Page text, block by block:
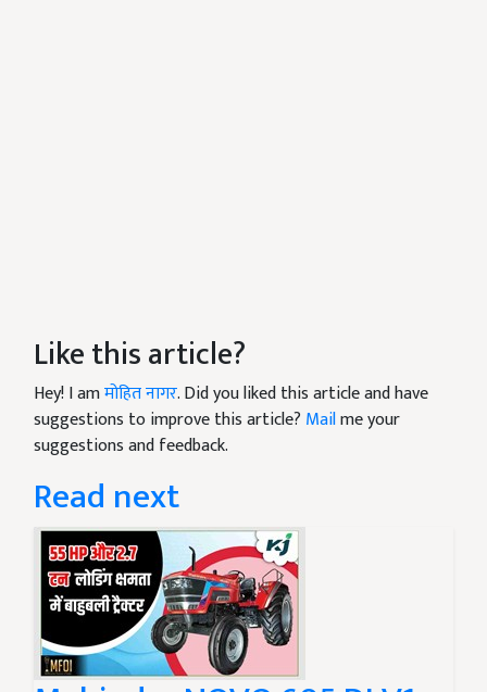
Like this article?
Hey! I amमोहित नागर. Did you liked this article and have
suggestions to improve this article? Mailme your
suggestions and feedback.
Read next